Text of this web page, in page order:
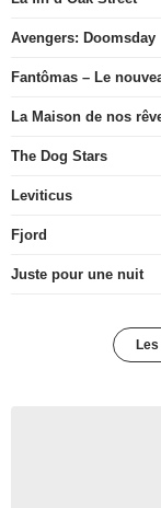
Avengers: Doomsday
Fantômas – Le
La Maison de nos
The Dog Stars
Leviticus
Fjord
Juste pour une nuit